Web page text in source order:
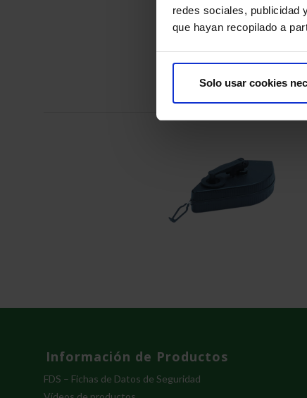
redes sociales, publicidad
que hayan recopilado a
Solo usar cookies
Información de Productos
FDS – Fichas de Datos de Seguridad